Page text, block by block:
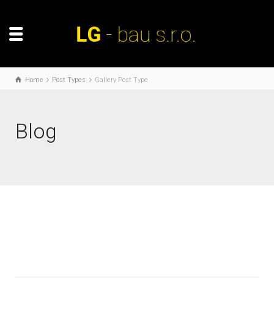
Home Post Types Gallery Post Type
Blog